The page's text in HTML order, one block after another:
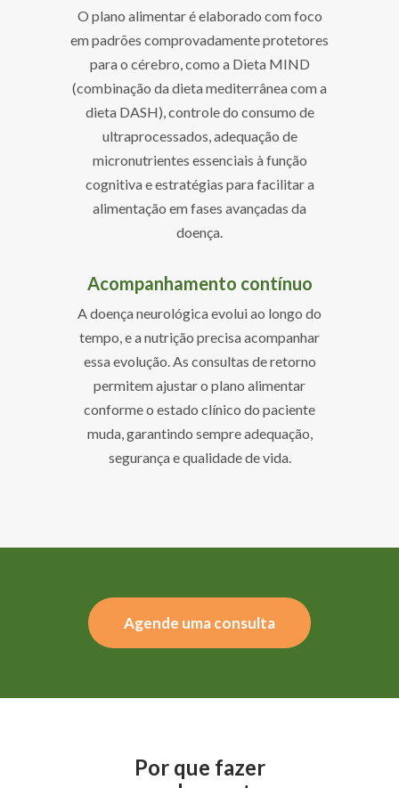
O plano alimentar é elaborado com foco
em padrões comprovadamente protetores
para o cérebro, como a Dieta MIND
(combinação da dieta mediterrânea com a
dieta DASH), controle do consumo de
ultraprocessados, adequação de
micronutrientes essenciais à função
cognitiva e estratégias para facilitar a
alimentação em fases avançadas da
doença.
Acompanhamento contínuo
A doença neurológica evolui ao longo do
tempo, e a nutrição precisa acompanhar
essa evolução. As consultas de retorno
permitem ajustar o plano alimentar
conforme o estado clínico do paciente
muda, garantindo sempre adequação,
segurança e qualidade de vida.
Agende uma consulta
Por que fazer